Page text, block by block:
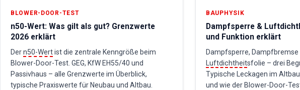
BLOWER-DOOR-TEST
n50-Wert: Was gilt als gut? Grenzwerte
2026 erklärt
Dern50-Wertist die zentrale Kenngröße beim
Blower-Door-Test. GEG, KfW EH55/40 und
Passivhaus – alle Grenzwerte im Überblick,
typische Praxiswerte für Neubau und Altbau.
BAUPHYSIK
Dampfsperre &
und Funktion erklärt
Dampfsperre,
Luftdichtheitsfolie – drei
Typische Leckagen im
und wie der Blower-Door-